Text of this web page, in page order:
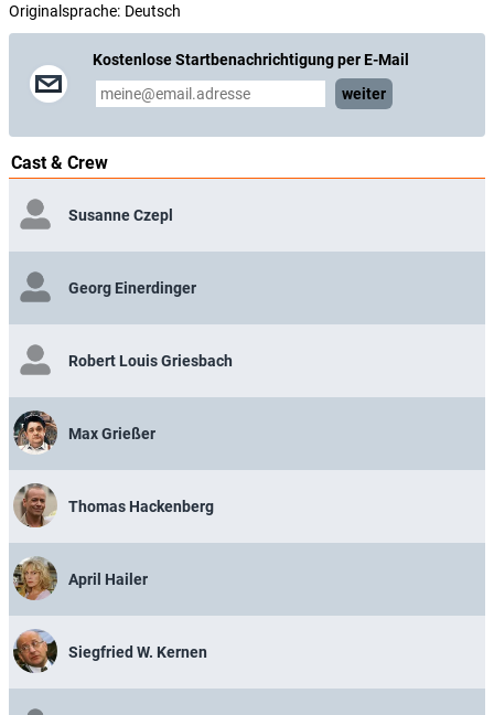
Originalsprache: Deutsch
Kostenlose Startbenachrichtigung per E-Mail
weiter
Cast & Crew
Susanne Czepl
Georg Einerdinger
Robert Louis Griesbach
Max Grießer
Thomas Hackenberg
April Hailer
Siegfried W. Kernen